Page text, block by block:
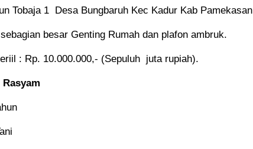
Tobaja 1 Desa Bungbaruh Kec Kadur Kab Pamekasan
besar Genting Rumah dan plafon ambruk.
: Rp. 10.000.000,- (Sepuluh juta rupiah).